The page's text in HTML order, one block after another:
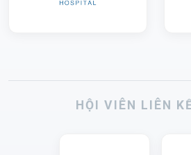
HỘI VIÊN LIÊN